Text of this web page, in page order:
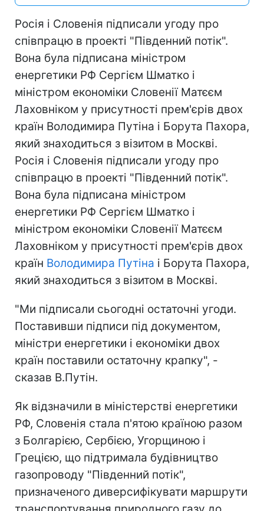
Росія і Словенія підписали угоду про
співпрацю в проекті "Південний потік".
Вона була підписана міністром
енергетики РФ Сергієм Шматко і
міністром економіки Словенії Матєєм
Лаховніком у присутності прем'єрів двох
країн Володимира Путіна і Борута Пахора,
який знаходиться з візитом в Москві.
Росія і Словенія підписали угоду про
співпрацю в проекті "Південний потік".
Вона була підписана міністром
енергетики РФ Сергієм Шматко і
міністром економіки Словенії Матєєм
Лаховніком у присутності прем'єрів двох
країн Володимира Путіна і Борута Пахора,
який знаходиться з візитом в Москві.
"Ми підписали сьогодні остаточні угоди.
Поставивши підписи під документом,
міністри енергетики і економіки двох
країн поставили остаточну крапку", -
сказав В.Путін.
Як відзначили в міністерстві енергетики
РФ, Словенія стала п'ятою країною разом
з Болгарією, Сербією, Угорщиною і
Грецією, що підтримала будівництво
газопроводу "Південний потік",
призначеного диверсифікувати маршрути